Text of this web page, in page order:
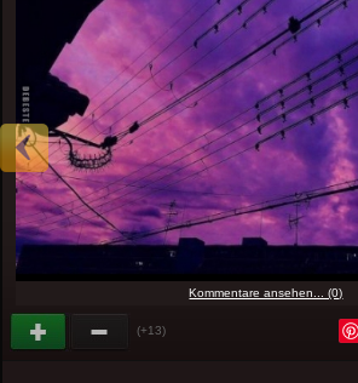
Kommentare ansehen... (0)
(+13)